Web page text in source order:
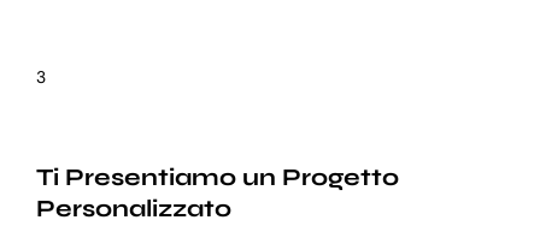
3
Ti Presentiamo un Progetto
Personalizzato